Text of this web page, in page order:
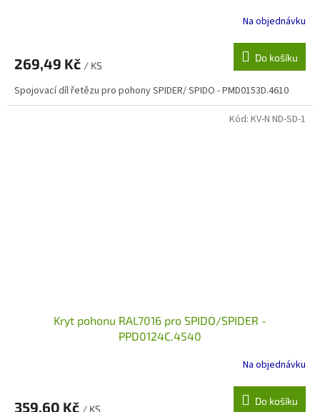
Na objednávku
269,49 Kč / KS
Do košíku
Spojovací díl řetězu pro pohony SPIDER/ SPIDO - PMD0153D.4610
Kryt pohonu RAL7016 pro SPIDO/SPIDER -
PPD0124C.4540
Na objednávku
359,60 Kč / KS
Do košíku
Kód: KV-N ND-SD-1